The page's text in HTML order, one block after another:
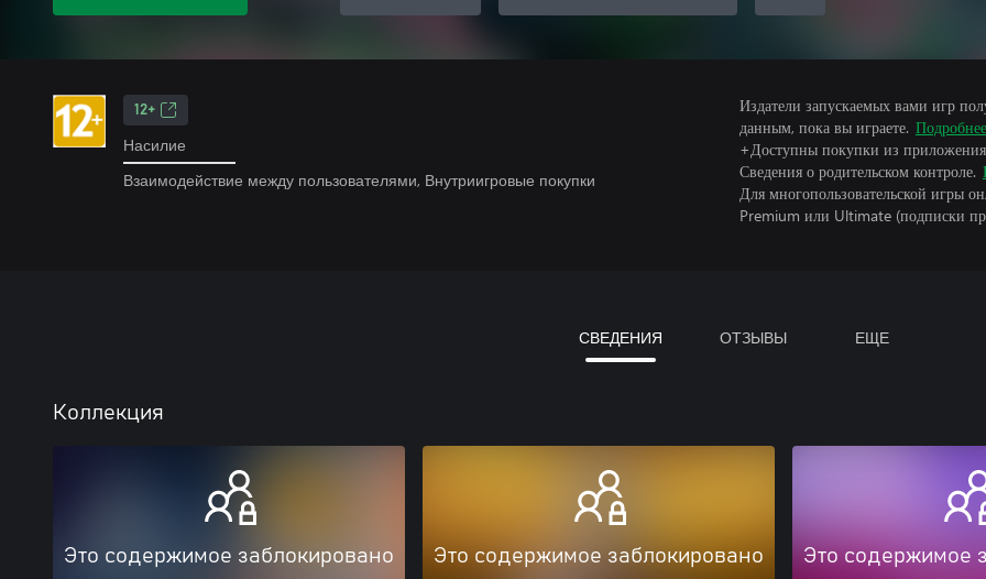
12+
Насилие
Взаимодействие между пользователями, Внутриигровые покупки
Издатели запускаемых вами игр
данным, пока вы играете. Подробнее
+Доступны покупки из
Сведения о родительском контроле.
Для многопользовательской игры
Premium или Ultimate (подписки
СВЕДЕНИЯ ОТЗЫВЫ ЕЩЕ
Коллекция
Это содержимое заблокировано Это содержимое заблокировано Это содержимое